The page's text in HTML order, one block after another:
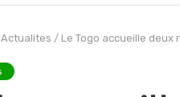
Actualites / Le Togo accueille deux